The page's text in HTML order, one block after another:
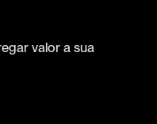
valor a sua